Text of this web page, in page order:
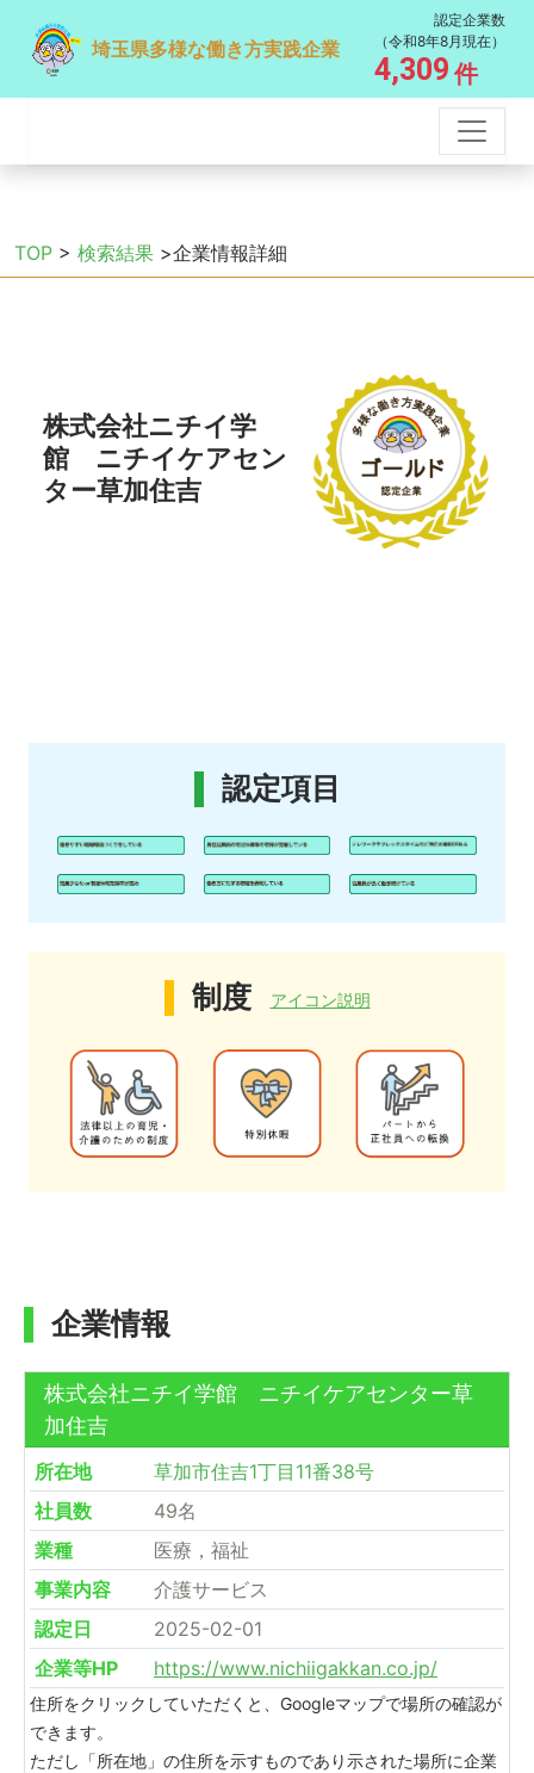
埼玉県多様な働き方実践企業
認定企業数
（令和8年8月現在）
4,309 件
TOP > 検索結果 >企業情報詳細
株式会社ニチイ学
館 ニチイケアセン
ター草加住吉
認定項目
制度 アイコン説明
企業情報
株式会社ニチイ学館 ニチイケアセンター草
加住吉
所在地
草加市住吉1丁目11番38号
社員数
49名
業種
医療，福祉
事業内容
介護サービス
認定日
2025-02-01
企業等HP
https://www.nichiigakkan.co.jp/
住所をクリックしていただくと、Googleマップで場所の確認が
できます。
ただし「所在地」の住所を示すものであり示された場所に企業